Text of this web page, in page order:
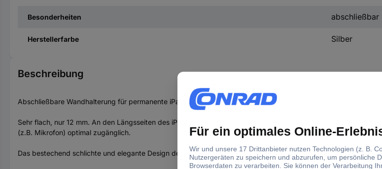
Besonderheiten abschließbar
Herstellerfarbe Silber
Beschreibung
Abschließbare Wandhalterung für permanente iPad-Installationen.
Sehr flach, nur 12 mm. An den Längsseiten des iPads befindet sich kein zusätzlicher Rahmen. Das ist optisch
(z.B. Mikrofon) optimal zugänglich.
Das bestechend schlichte und elegante Design des sDock Fix unterstreicht damit die elegante und klassische